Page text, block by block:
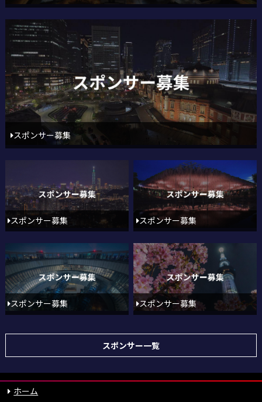
スポンサー募集
スポンサー募集 スポンサー募集
スポンサー募集 スポンサー募集
スポンサー一覧
ホーム